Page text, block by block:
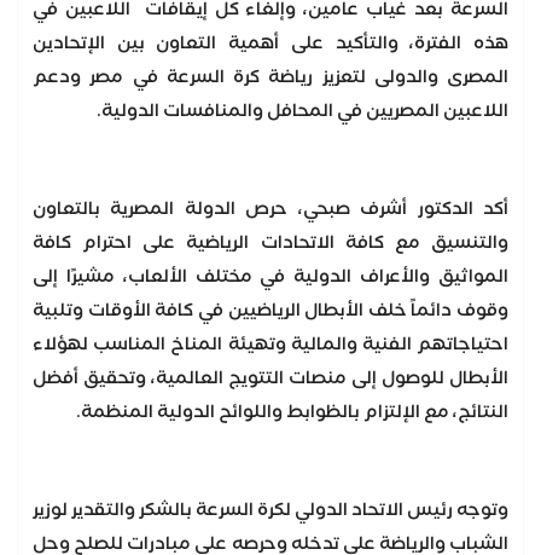
السرعة بعد غياب عامين، وإلغاء كل إيقافات اللاعبين في
هذه الفترة، والتأكيد على أهمية التعاون بين الإتحادين
المصرى والدولى لتعزيز رياضة كرة السرعة في مصر ودعم
اللاعبين المصريين في المحافل والمنافسات الدولية.
أكد الدكتور أشرف صبحي، حرص الدولة المصرية بالتعاون
والتنسيق مع كافة الاتحادات الرياضية على احترام كافة
المواثيق والأعراف الدولية في مختلف الألعاب، مشيرًا إلى
وقوف دائماً خلف الأبطال الرياضيين في كافة الأوقات وتلبية
احتياجاتهم الفنية والمالية وتهيئة المناخ المناسب لهؤلاء
الأبطال للوصول إلى منصات التتويج العالمية، وتحقيق أفضل
النتائج، مع الإلتزام بالظوابط واللوائح الدولية المنظمة.
وتوجه رئيس الاتحاد الدولي لكرة السرعة بالشكر والتقدير لوزير
الشباب والرياضة على تدخله وحرصه على مبادرات للصلح وحل